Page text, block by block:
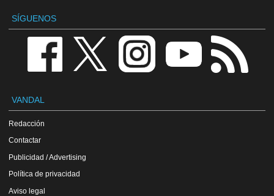
SÍGUENOS
VANDAL
Redacción
Contactar
Publicidad / Advertising
Política de privacidad
Aviso legal